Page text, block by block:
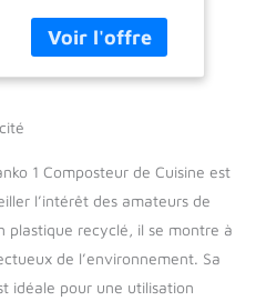
en compost riche
grâce à la
fermentation sans
balcons ou jardins,
même dans les
petits espaces Set
de 2 seaux pratiques
: Deux seaux de 16 L
chacun permettent
1 Composteur de Cuisine est
l’intérêt des amateurs de
plastique recyclé, il se montre à
de l’environnement. Sa
idéale pour une utilisation